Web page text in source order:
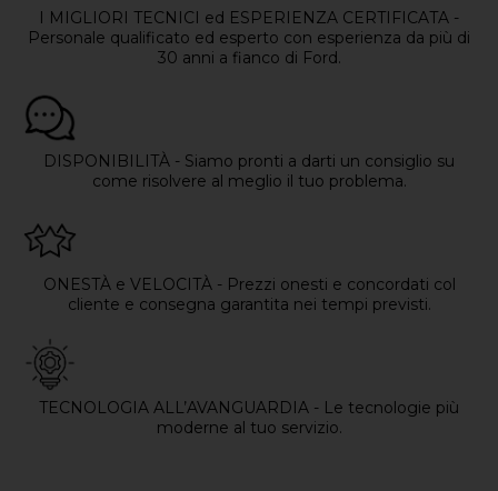
I MIGLIORI TECNICI ed ESPERIENZA CERTIFICATA -
Personale qualificato ed esperto con esperienza da più di
30 anni a fianco di Ford.
DISPONIBILITÀ - Siamo pronti a darti un consiglio su
come risolvere al meglio il tuo problema.
ONESTÀ e VELOCITÀ - Prezzi onesti e concordati col
cliente e consegna garantita nei tempi previsti.
TECNOLOGIA ALL’AVANGUARDIA - Le tecnologie più
moderne al tuo servizio.